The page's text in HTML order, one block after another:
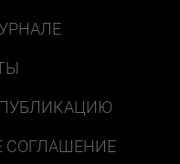
СОГЛАШЕНИЕ